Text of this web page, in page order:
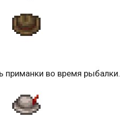
приманки во время рыбалки.